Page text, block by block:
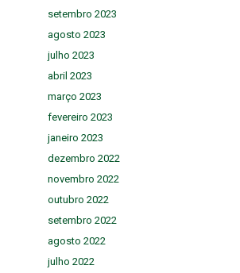
setembro 2023
agosto 2023
julho 2023
abril 2023
março 2023
fevereiro 2023
janeiro 2023
dezembro 2022
novembro 2022
outubro 2022
setembro 2022
agosto 2022
julho 2022